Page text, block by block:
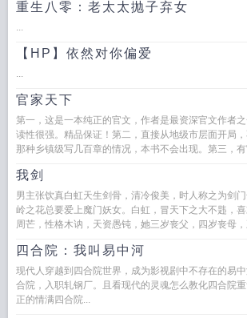
重生八零：老太太抛子弃女
...
【HP】依然对你偏爱
...
官家天下
第一，这是一本纯正的官文，作者是最资深官文作者
读性很强。精品保证！第二，直接从地级市层面开局，
那种乡镇级写几百章的情况，本书不会出现。第三，
我剑
男主张饮真白虹天生剑骨，清冷俊美，时人称之为剑
岭之花总要爱上魔门妖女。白虹，冒天下之大不韪，喜
周芒，性格木讷，天资愚钝，她三岁丧父，四岁丧母
四合院：我叫易中河
现代人穿越到四合院世界，成为影视剧中不存在的易
合院，入职轧钢厂。且看现代的灵魂怎么教化四合院
正的情满四合院...